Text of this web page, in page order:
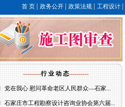
首 页 政务公开 政策法规 工程设计
---------行 业 动 态----------
党在我心 慰问革命老区人民群众—石家...
石家庄市工程勘察设计咨询业协会第六届...